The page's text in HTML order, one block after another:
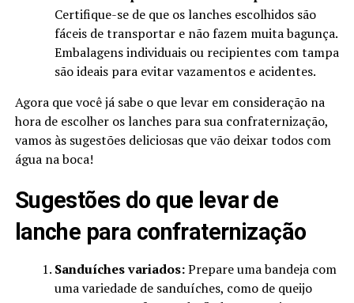
Certifique-se de que os lanches escolhidos são
fáceis de transportar e não fazem muita bagunça.
Embalagens individuais ou recipientes com tampa
são ideais para evitar vazamentos e acidentes.
Agora que você já sabe o que levar em consideração na
hora de escolher os lanches para sua confraternização,
vamos às sugestões deliciosas que vão deixar todos com
água na boca!
Sugestões do que levar de
lanche para confraternização
Sanduíches variados:Prepare uma bandeja com
uma variedade de sanduíches, como de queijo